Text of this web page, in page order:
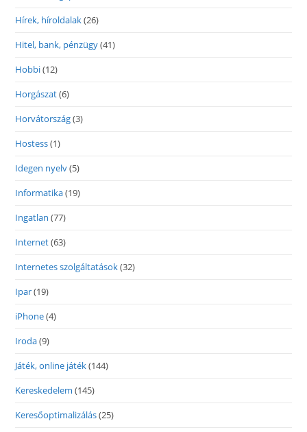
Hírek, híroldalak(26)
Hitel, bank, pénzügy(41)
Hobbi(12)
Horgászat(6)
Horvátország(3)
Hostess(1)
Idegen nyelv(5)
Informatika(19)
Ingatlan (77)
Internet(63)
Internetes szolgáltatások(32)
Ipar(19)
iPhone(4)
Iroda(9)
Játék, online játék(144)
Kereskedelem (145)
Keresőoptimalizálás(25)